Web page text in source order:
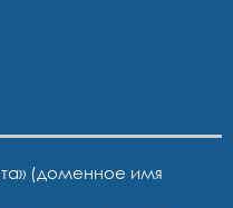
(доменное имя